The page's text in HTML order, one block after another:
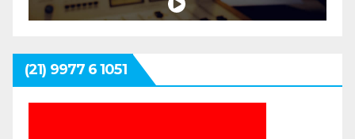
(21) 9977 6 1051